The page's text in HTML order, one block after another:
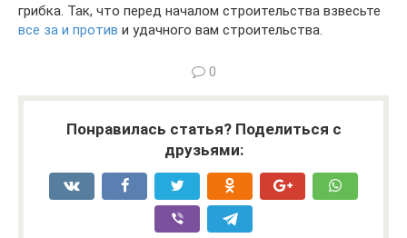
грибка. Так, что перед началом строительства взвесьте
все за и против и удачного вам строительства.
0
Понравилась статья? Поделиться с
друзьями: